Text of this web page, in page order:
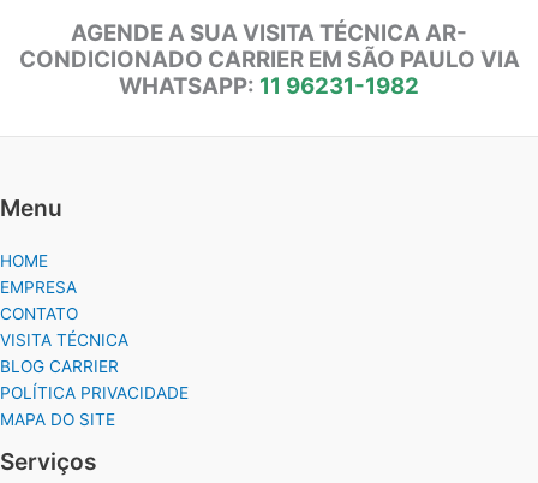
AGENDE A SUA VISITA TÉCNICA AR-
CONDICIONADO CARRIER EM SÃO PAULO VIA
WHATSAPP: 11 96231-1982
Menu
HOME
EMPRESA
CONTATO
VISITA TÉCNICA
BLOG CARRIER
POLÍTICA PRIVACIDADE
MAPA DO SITE
Serviços